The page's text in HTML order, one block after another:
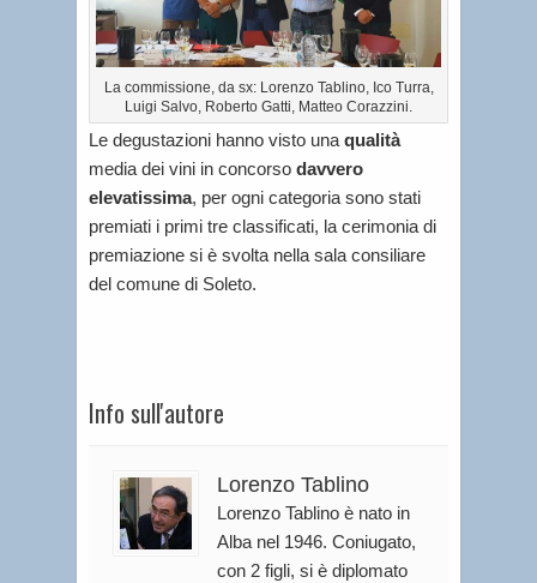
La commissione, da sx: Lorenzo Tablino, Ico Turra,
Luigi Salvo, Roberto Gatti, Matteo Corazzini.
Le degustazioni hanno visto una qualità
media dei vini in concorso davvero
elevatissima, per ogni categoria sono stati
premiati i primi tre classificati, la cerimonia di
premiazione si è svolta nella sala consiliare
del comune di Soleto.
Info sull'autore
Lorenzo Tablino
Lorenzo Tablino è nato in
Alba nel 1946. Coniugato,
con 2 figli, si è diplomato